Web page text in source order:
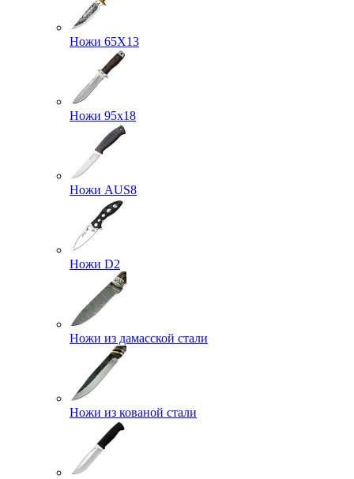
Ножи 65Х13
Ножи 95х18
Ножи AUS8
Ножи D2
Ножи из дамасской стали
Ножи из кованой стали